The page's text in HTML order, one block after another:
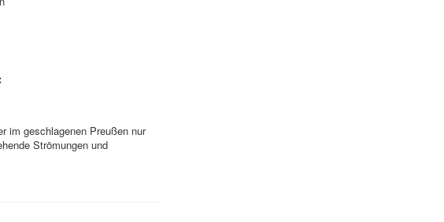
im geschlagenen Preußen nur
Strömungen und